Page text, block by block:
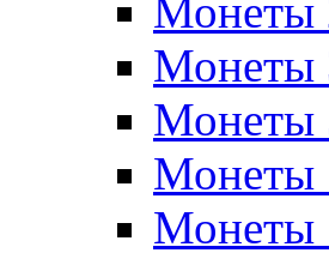
Монеты
Монеты
Монеты
Монеты
Монеты